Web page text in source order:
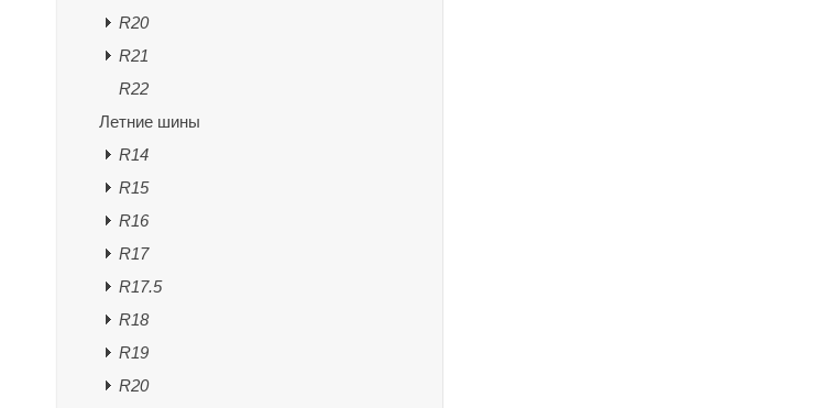
R20
R21
R22
Летние шины
R14
R15
R16
R17
R17.5
R18
R19
R20